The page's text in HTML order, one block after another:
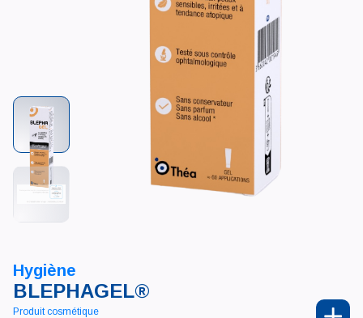
Hygiène
BLEPHAGEL®
Produit cosmétique